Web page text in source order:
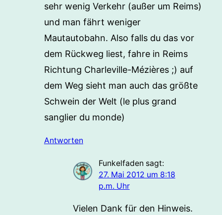
sehr wenig Verkehr (außer um Reims)
und man fährt weniger
Mautautobahn. Also falls du das vor
dem Rückweg liest, fahre in Reims
Richtung Charleville-Mézières ;) auf
dem Weg sieht man auch das größte
Schwein der Welt (le plus grand
sanglier du monde)
Antworten
Funkelfaden sagt:
27. Mai 2012 um 8:18
p.m. Uhr
Vielen Dank für den Hinweis.